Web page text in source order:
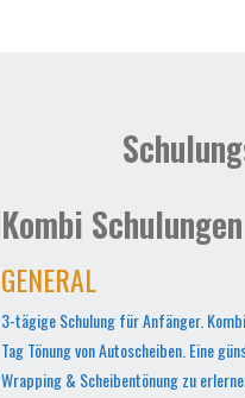
Kombi Schulungen
GENERAL
3-tägige Schulung für Anfänger.
Tag Tönung von Autoscheiben. Eine
Wrapping & Scheibentönung zu